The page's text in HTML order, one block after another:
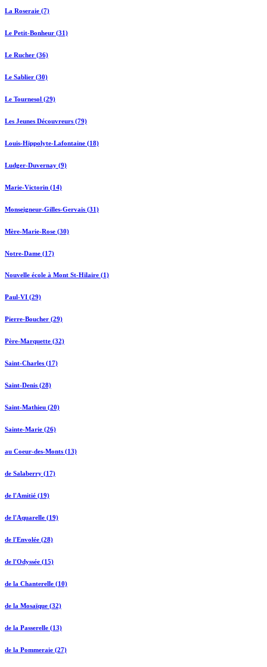
La Roseraie (7)
Le Petit-Bonheur (31)
Le Rucher (36)
Le Sablier (30)
Le Tournesol (29)
Les Jeunes Découvreurs (79)
Louis-Hippolyte-Lafontaine (18)
Ludger-Duvernay (9)
Marie-Victorin (14)
Monseigneur-Gilles-Gervais (31)
Mère-Marie-Rose (30)
Notre-Dame (17)
Nouvelle école à Mont St-Hilaire (1)
Paul-VI (29)
Pierre-Boucher (29)
Père-Marquette (32)
Saint-Charles (17)
Saint-Denis (28)
Saint-Mathieu (20)
Sainte-Marie (26)
au Coeur-des-Monts (13)
de Salaberry (17)
de l'Amitié (19)
de l'Aquarelle (19)
de l'Envolée (28)
de l'Odyssée (15)
de la Chanterelle (10)
de la Mosaïque (32)
de la Passerelle (13)
de la Pommeraie (27)